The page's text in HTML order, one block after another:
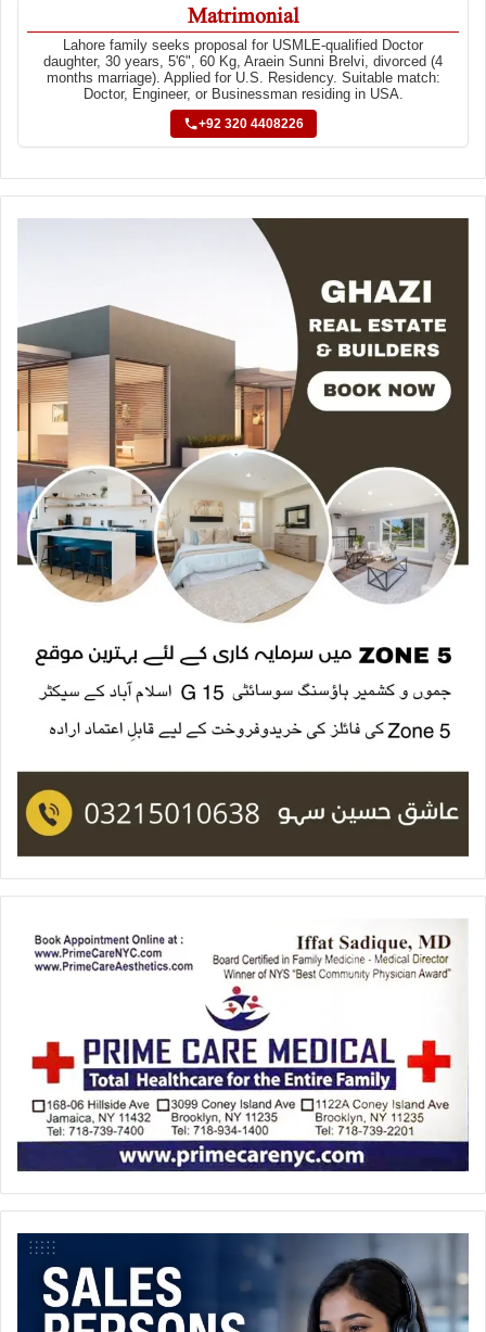
Matrimonial
Lahore family seeks proposal for USMLE-qualified Doctor
daughter, 30 years, 5'6", 60 Kg, Araein Sunni Brelvi, divorced (4
months marriage). Applied for U.S. Residency. Suitable match:
Doctor, Engineer, or Businessman residing in USA.
+92 320 4408226